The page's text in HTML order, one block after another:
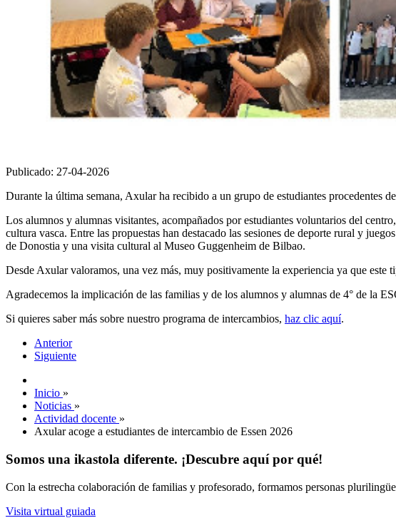
Publicado: 27-04-2026
Durante la última semana, Axular ha recibido a un grupo de estudiantes procedentes
Los alumnos y alumnas visitantes, acompañados por estudiantes voluntarios del
cultura vasca. Entre las propuestas han destacado las sesiones de deporte rural y
de Donostia y una visita cultural al Museo Guggenheim de Bilbao.
Desde Axular valoramos, una vez más, muy positivamente la experiencia ya que
Agradecemos la implicación de las familias y de los alumnos y alumnas de 4° de la
Si quieres saber más sobre nuestro programa de intercambios, haz clic aquí.
Anterior
Siguiente
Inicio »
Noticias »
Actividad docente »
Axular acoge a estudiantes de intercambio de Essen 2026
Somos una ikastola diferente. ¡Descubre aquí por qué!
Con la estrecha colaboración de familias y profesorado, formamos personas
Visita virtual guiada